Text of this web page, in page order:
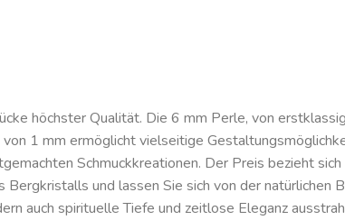
höchster Qualität. Die 6 mm Perle, von
1 mm ermöglicht vielseitige
Schmuckkreationen. Der Preis bezieht
und lassen Sie sich von der natürlichen
auch spirituelle Tiefe und zeitlose Eleganz